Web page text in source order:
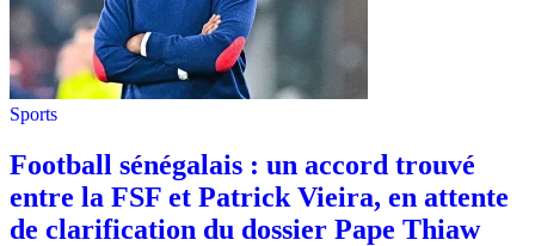
Sports
Football sénégalais : un accord trouvé
entre la FSF et Patrick Vieira, en attente
de clarification du dossier Pape Thiaw